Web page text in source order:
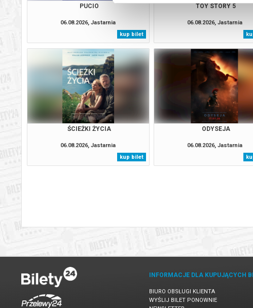
PUCIO
06.08.2026, Jastarnia
kup bilet
TOY STORY 5
06.08.2026, Jastarnia
ŚCIEŻKI ŻYCIA
06.08.2026, Jastarnia
kup bilet
ODYSEJA
06.08.2026, Jastarnia
INFORMACJE DLA KUPUJĄCYCH
BIURO OBSŁUGI KLIENTA
WYŚLIJ BILET PONOWNIE